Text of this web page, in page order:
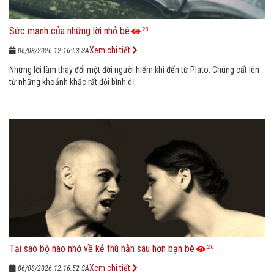
Sức mạnh của những lời nhỏ bé 23
06/08/2026 12:16:53 SA
Những lời làm thay đổi một đời người hiếm khi đến từ Plato. Chúng cất lên
từ những khoảnh khắc rất đỗi bình dị.
Xem chi tiết
Tại sao bộ não nhớ về kẻ thù hằn sâu hơn bạn bè 26
06/08/2026 12:16:52 SAXem chi tiết